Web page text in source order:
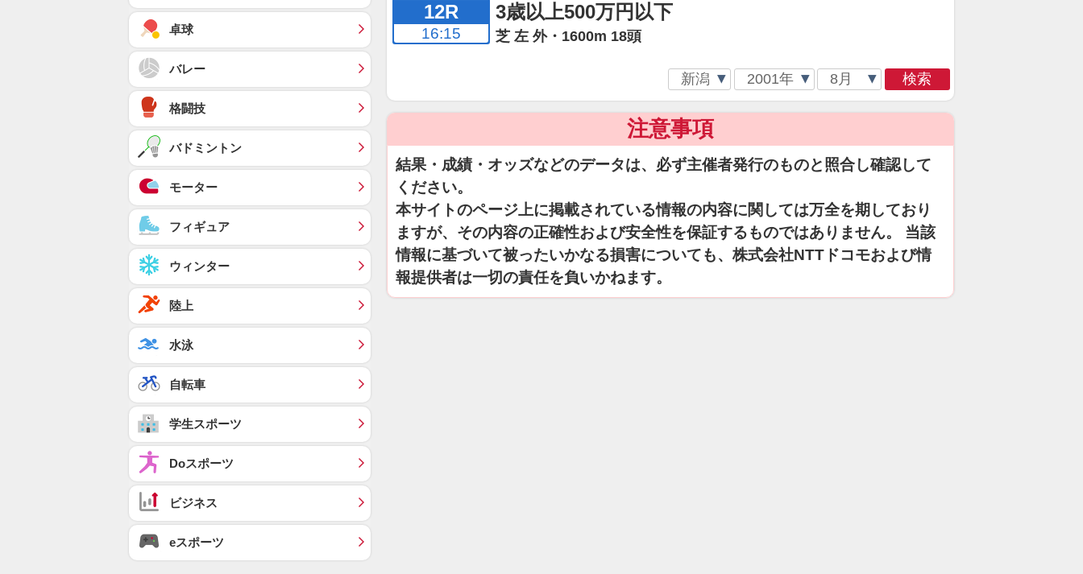
12R
16:15
3歳以上500万円以下
芝 左 外・1600m 18頭
検索
注意事項
結果・成績・オッズなどのデータは、必ず主催者発行のものと照合し確認して
ください。
本サイトのページ上に掲載されている情報の内容に関しては万全を期しており
ますが、その内容の正確性および安全性を保証するものではありません。 当該
情報に基づいて被ったいかなる損害についても、株式会社NTTドコモおよび情
報提供者は一切の責任を負いかねます。
卓球
バレー
格闘技
バドミントン
モーター
フィギュア
ウィンター
陸上
水泳
自転車
学生スポーツ
Doスポーツ
ビジネス
eスポーツ